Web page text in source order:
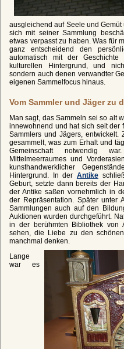
ausgleichend auf Seele und
sich mit seiner Sammlung
etwas verpasst zu haben. Was für
ganz entscheidend den
automatisch mit der
kulturellen Hintergrund, und
sondern auch denen verwandter
eigenen Sammelfocus hinaus.
Vom Sammler und Jäger zu
Man sagt, das Sammeln sei so alt
innewohnend und hat sich seit der
Sammlers und Jägers,
gesammelt, was zum Erhalt und
Gemeinschaft notwendig
Mittelmeerraumes und
kunsthandwerklicher
Hintergrund. In der Antike
Geburt, setzte dann bereits der
der Antike saßen vornehmlich in
der Repräsentation. Später unter
Sammlungen auch auf den
Auktionen wurden durchgeführt.
in der berühmten Bibliothek von
sehen, die Liebe zu den
manchmal denken.
Lange
war es